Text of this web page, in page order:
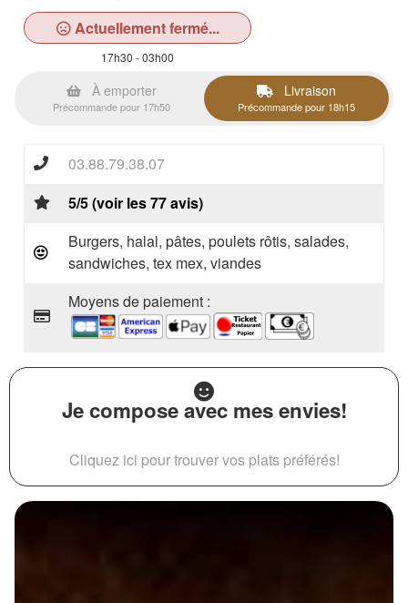
Actuellement fermé...
17h30 - 03h00
À emporter
Précommande pour 17h50
Livraison
Précommande pour 18h15
03.88.79.38.07
5/5 (voir les 77 avis)
Burgers, halal, pâtes, poulets rôtis, salades,
sandwiches, tex mex, viandes
Moyens de paiement :
Je compose avec mes envies!
Cliquez ici pour trouver vos plats préférés!